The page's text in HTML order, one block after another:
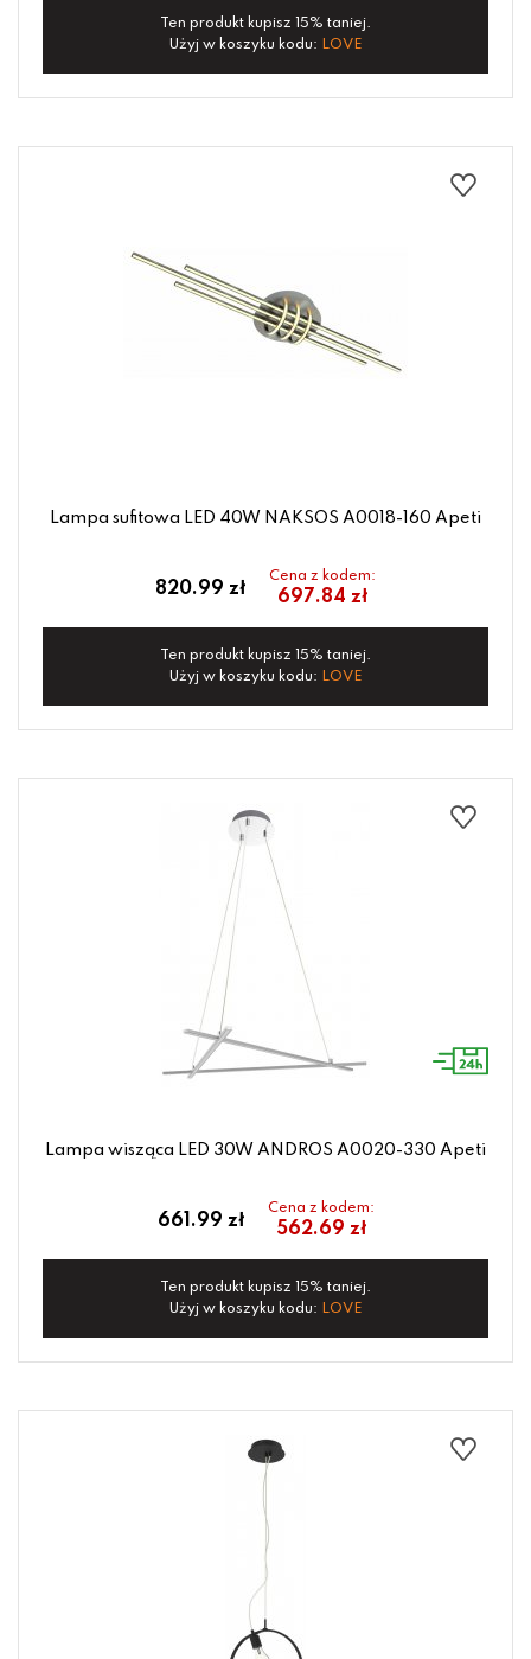
Ten produkt kupisz 15% taniej.
Użyj w koszyku kodu: LOVE
Lampa sufitowa LED 40W NAKSOS A0018-160 Apeti
820.99 zł
Cena z kodem:
697.84 zł
Ten produkt kupisz 15% taniej.
Użyj w koszyku kodu: LOVE
Lampa wisząca LED 30W ANDROS A0020-330 Apeti
661.99 zł
Cena z kodem:
562.69 zł
Ten produkt kupisz 15% taniej.
Użyj w koszyku kodu: LOVE